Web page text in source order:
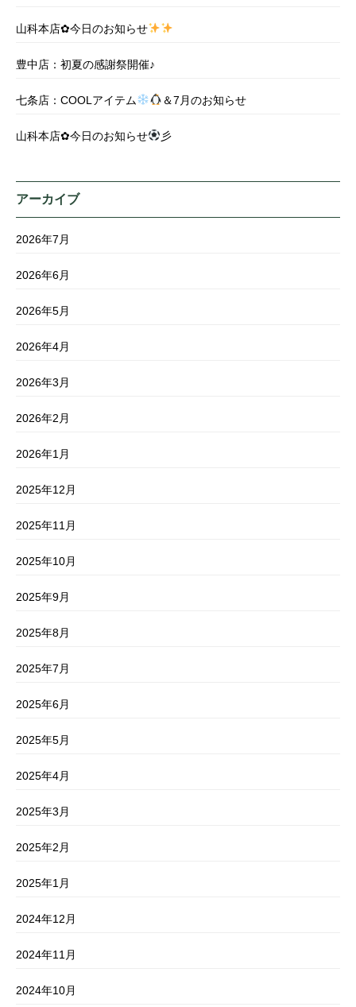
山科本店✿今日のお知らせ
豊中店：初夏の感謝祭開催♪
七条店：COOLアイテム ＆7月のお知らせ
山科本店✿今日のお知らせ 彡
アーカイブ
2026年7月
2026年6月
2026年5月
2026年4月
2026年3月
2026年2月
2026年1月
2025年12月
2025年11月
2025年10月
2025年9月
2025年8月
2025年7月
2025年6月
2025年5月
2025年4月
2025年3月
2025年2月
2025年1月
2024年12月
2024年11月
2024年10月